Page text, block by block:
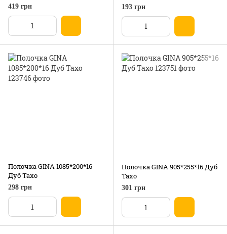
419 грн 193 грн
Полочка GINA 1085*200*16
Дуб Тахо
298 грн
Полочка GINA 905*255*16 Дуб
Тахо
301 грн